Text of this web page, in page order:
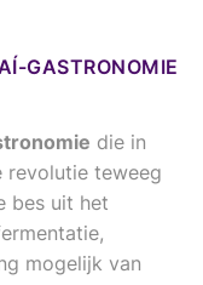
GASTRONOMIE
die in
revolutie teweeg
bes uit het
mogelijk van